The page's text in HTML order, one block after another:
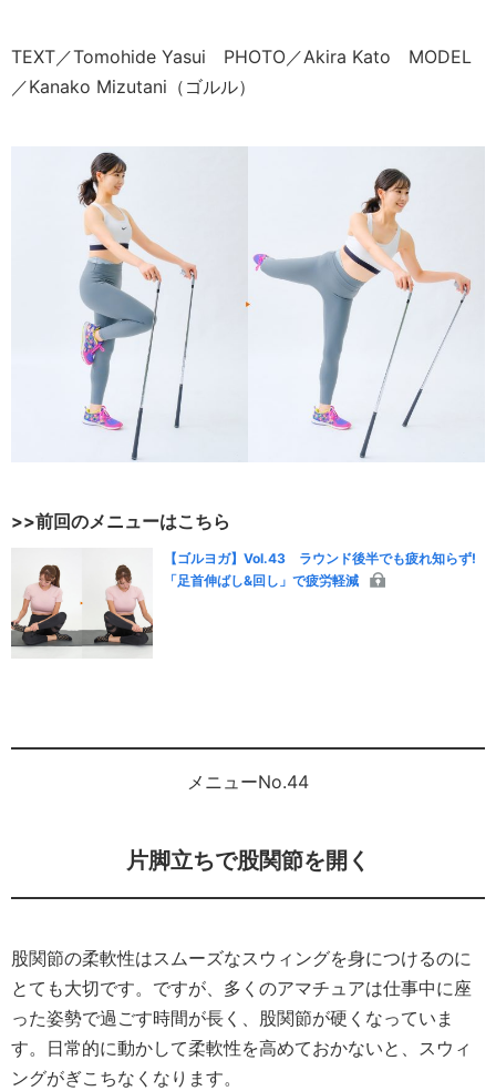
TEXT／Tomohide Yasui PHOTO／Akira Kato MODEL
／Kanako Mizutani（ゴルル）
>>前回のメニューはこちら
【ゴルヨガ】Vol.43 ラウンド後半でも疲れ知らず!
「足首伸ばし&回し」で疲労軽減
メニューNo.44
片脚立ちで股関節を開く
股関節の柔軟性はスムーズなスウィングを身につけるのに
とても大切です。ですが、多くのアマチュアは仕事中に座
った姿勢で過ごす時間が長く、股関節が硬くなっていま
す。日常的に動かして柔軟性を高めておかないと、スウィ
ングがぎこちなくなります。